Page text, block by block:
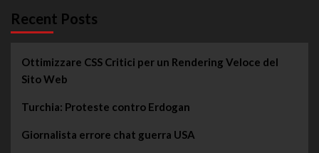
Recent Posts
Ottimizzare CSS Critici per un Rendering Veloce del
Sito Web
Turchia: Proteste contro Erdogan
Giornalista errore chat guerra USA